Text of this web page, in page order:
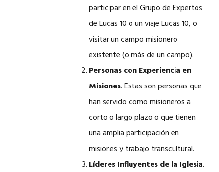
participar en el Grupo de Expertos
de Lucas 10 o un viaje Lucas 10, o
visitar un campo misionero
existente (o más de un campo).
Personas con Experiencia en
Misiones. Estas son personas que
han servido como misioneros a
corto o largo plazo o que tienen
una amplia participación en
misiones y trabajo transcultural.
Líderes Influyentes de la Iglesia.